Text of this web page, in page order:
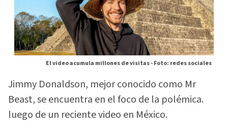
El video acumula millones de visitas -Foto: redes sociales
Jimmy Donaldson, mejor conocido como Mr
Beast, se encuentra en el foco de la polémica.
luego de un reciente video en México.